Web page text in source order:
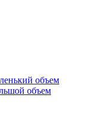
объем
объем